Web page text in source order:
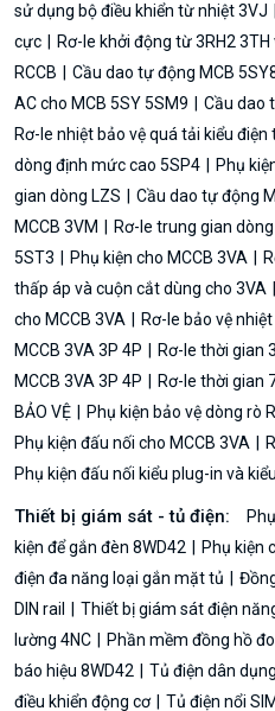
sử dụng bộ điều khiển từ nhiệt 3VJ
cực
Rơ-le khởi động từ 3RH2 3TH
RCCB
Cầu dao tự động MCB
AC cho MCB 5SY 5SM9
Cầu dao
Rơ-le nhiệt bảo vệ quá tải kiểu điện
dòng định mức cao 5SP4
Phụ
gian dòng LZS
Cầu dao tự động
MCCB 3VM
Rơ-le trung gian dòng
5ST3
Phụ kiện cho MCCB 3VA
thấp áp và cuộn cắt dùng cho 3VA
cho MCCB 3VA
Rơ-le bảo vệ
MCCB 3VA 3P 4P
Rơ-le thời gian
MCCB 3VA 3P 4P
Rơ-le thời gian
BẢO VỆ
Phụ kiện bảo vệ dòng rò
Phụ kiện đấu nối cho MCCB 3VA
Phụ kiện đấu nối kiểu plug-in và
Thiết bị giám sát - tủ điện:
kiện để gắn đèn 8WD42
Phụ kiện
điện đa năng loại gắn mặt tủ
DIN rail
Thiết bị giám sát điện
lường 4NC
Phần mềm đồng hồ
báo hiệu 8WD42
Tủ điện dân
điều khiển động cơ
Tủ điện nổi